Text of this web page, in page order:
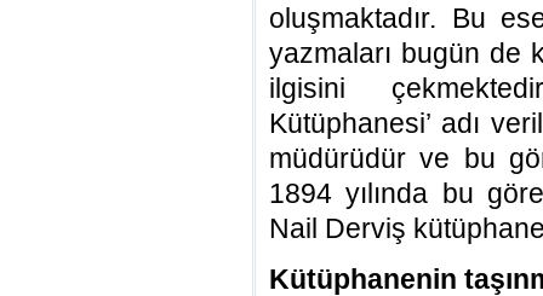
oluşmaktadır. Bu
yazmaları bugün de
ilgisini
Kütüphanesi’ adı
müdürüdür ve bu
1894 yılında bu
Nail Derviş
Kütüphanenin